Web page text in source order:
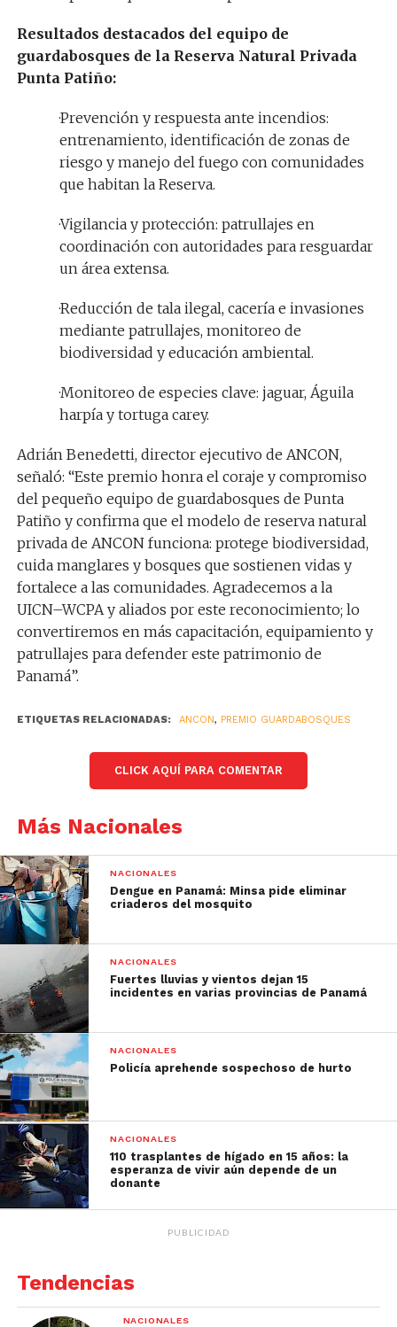
Resultados destacados del equipo de
guardabosques de la Reserva Natural Privada
Punta Patiño:
·Prevención y respuesta ante incendios:
entrenamiento, identificación de zonas de
riesgo y manejo del fuego con comunidades
que habitan la Reserva.
·Vigilancia y protección: patrullajes en
coordinación con autoridades para resguardar
un área extensa.
·Reducción de tala ilegal, cacería e invasiones
mediante patrullajes, monitoreo de
biodiversidad y educación ambiental.
·Monitoreo de especies clave: jaguar, Águila
harpía y tortuga carey.
Adrián Benedetti, director ejecutivo de ANCON,
señaló: “Este premio honra el coraje y compromiso
del pequeño equipo de guardabosques de Punta
Patiño y confirma que el modelo de reserva natural
privada de ANCON funciona: protege biodiversidad,
cuida manglares y bosques que sostienen vidas y
fortalece a las comunidades. Agradecemos a la
UICN–WCPA y aliados por este reconocimiento; lo
convertiremos en más capacitación, equipamiento y
patrullajes para defender este patrimonio de
Panamá”.
ETIQUETAS RELACIONADAS: ANCON, PREMIO GUARDABOSQUES
CLICK AQUÍ PARA COMENTAR
Más Nacionales
NACIONALES
Dengue en Panamá: Minsa pide eliminar
criaderos del mosquito
NACIONALES
Fuertes lluvias y vientos dejan 15
incidentes en varias provincias de Panamá
NACIONALES
Policía aprehende sospechoso de hurto
NACIONALES
110 trasplantes de hígado en 15 años: la
esperanza de vivir aún depende de un
donante
PUBLICIDAD
Tendencias
NACIONALES